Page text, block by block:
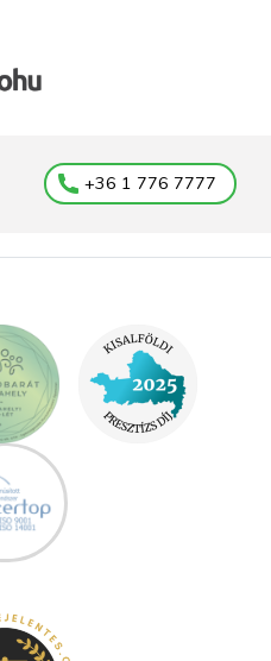
+36 1 776 7777